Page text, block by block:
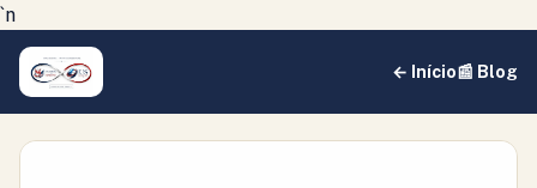
`n
← Início📰 Blog